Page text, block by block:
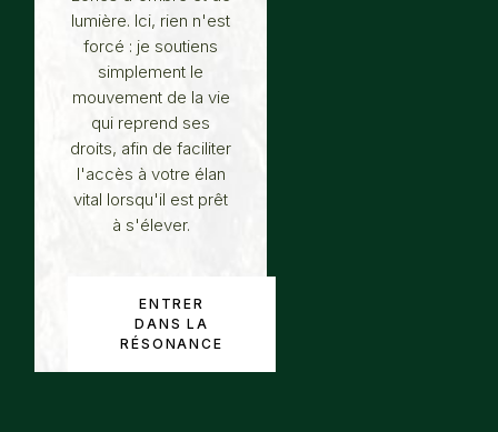
lumière. Ici, rien n'est
forcé : je soutiens
simplement le
mouvement de la vie
qui reprend ses
droits, afin de faciliter
l'accès à votre élan
vital lorsqu'il est prêt
à s'élever.
ENTRER
DANS LA
RÉSONANCE